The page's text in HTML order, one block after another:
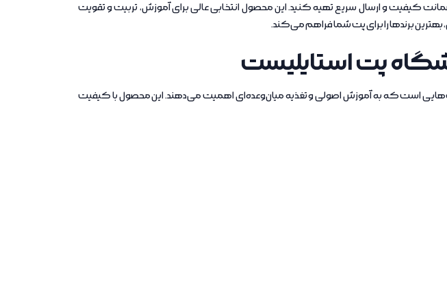
کیفیت و ارسال سریع تهیه کنید. این محصول انتخابی عالی برای آموزش، تربیت و تقویت
برندها را برای پت شما فراهم می‌کند.
پت استایلیست
است که به آموزش اصولی و تغذیه میان‌وعده‌ای اهمیت می‌دهند. این محصول با کیفیت